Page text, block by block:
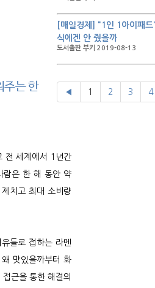
주는 한
전 세계에서 1년간
람은 한 해 동안 약
치고 최대 소비량
들로 접하는 라멘
맛있을까부터 화
근을 통한 해결의
[매일경제] "1인 1아이패
식에겐 안 줬을까
도서출판 부키 2019-08-13
◀ 1 2 3 4